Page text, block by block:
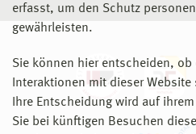
erfasst, um den Schutz
gewährleisten.
Sie können hier entscheiden, ob
Interaktionen mit dieser
Ihre Entscheidung wird auf
Sie bei künftigen Besuchen